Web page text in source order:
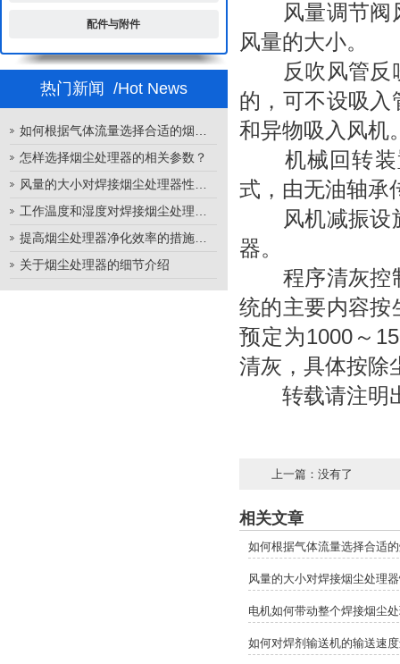
配件与附件
热门新闻 /Hot News
怎样选择烟尘处理器的相关参数？
关于烟尘处理器的细节介绍
风量调节阀风
风量的大小。
反吹风管反吹
的，可不设吸
和异物吸入风机
机械回转装
式，由无油轴承
风机减振设施
器。
程序清灰控制
统的主要内容按
预定为1000～
清灰，具体按除
转载请注明
上一篇：没有了
相关文章
如何根据气体流量选择合适
风量的大小对焊接烟尘处理
电机如何带动整个焊接烟尘
如何对焊剂输送机的输送速